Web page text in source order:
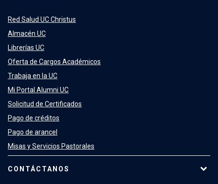
Red Salud UC Christus
Almacén UC
Librerías UC
Oferta de Cargos Académicos
Trabaja en la UC
Mi Portal Alumni UC
Solicitud de Certificados
Pago de créditos
Pago de arancel
Misas y Servicios Pastorales
CONTÁCTANOS